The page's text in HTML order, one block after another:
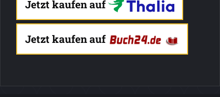
Jetzt kaufen auf
Jetzt kaufen auf